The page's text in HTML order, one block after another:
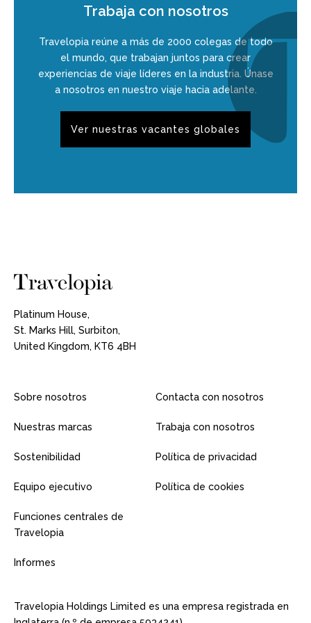
Trabaja con nosotros
Travelopia reúne a más de 2000 colegas de todo
el mundo, que trabajan juntos para crear
experiencias de viaje líderes en la industria. Únase
a nosotros en nuestro viaje hacia adelante.
Ver nuestras vacantes globales
Platinum House,
St. Marks Hill, Surbiton,
United Kingdom, KT6 4BH
Sobre nosotros
Nuestras marcas
Sostenibilidad
Equipo ejecutivo
Funciones centrales de
Travelopia
Informes
Contacta con nosotros
Trabaja con nosotros
Política de privacidad
Política de cookies
Travelopia Holdings Limited es una empresa registrada en